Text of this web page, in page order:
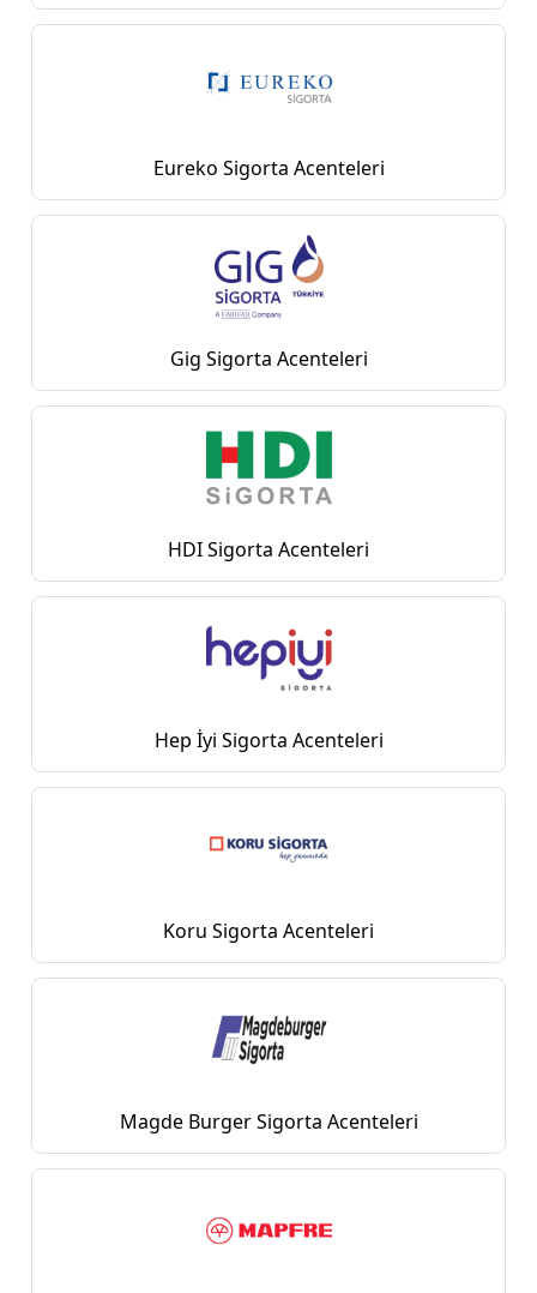
Eureko Sigorta Acenteleri
Gig Sigorta Acenteleri
HDI Sigorta Acenteleri
Hep İyi Sigorta Acenteleri
Koru Sigorta Acenteleri
Magde Burger Sigorta Acenteleri